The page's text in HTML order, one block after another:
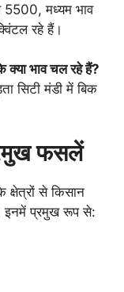
5500, मध्यम भाव
रहे हैं।
क्या भाव चल रहे हैं?
सिटी मंडी में बिक
फसलें
से किसान
इनमें प्रमुख रूप से: